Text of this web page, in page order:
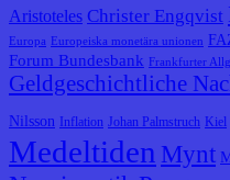
Aristoteles Christer Engqvist
Europa Europeiska monetära unionen
Forum Bundesbank Frankfurter
Geldgeschichtliche
Nilsson Inflation Johan Palmstruch Kiel
Medeltiden Mynt